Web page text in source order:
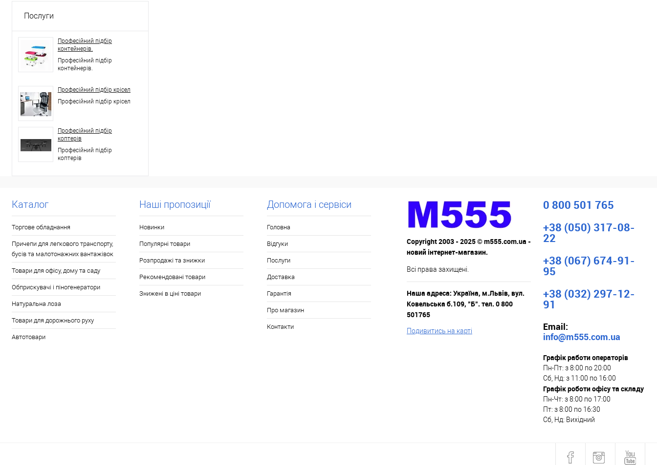
Послуги
Професійний підбір
контейнерів.
Професійний підбір
контейнерів.
Професійний підбір крісел
Професійний підбір крісел
Професійний підбір
коптерів
Професійний підбір
коптерів
Каталог
Торгове обладнання
Причепи для легкового транспорту,
бусів та малотонажних вантажівок
Товари для офісу, дому та саду
Обприскувачі і піногенератори
Натуральна лоза
Товари для дорожнього руху
Автотовари
Наші пропозиції
Новинки
Популярні товари
Розпродажі та знижки
Рекомендовані товари
Знижені в ціні товари
Допомога і сервіси
Головна
Відгуки
Послуги
Доставка
Гарантія
Про магазин
Контакти
Copyright 2003 - 2025 © m555.com.ua -
новий інтернет-магазин.
Всі права захищені.
Наша адреса: Україна, м.Львів, вул.
Ковельська б.109, "Б". тел. 0 800
501765
Подивитись на карті
0 800 501 765
+38 (050) 317-08-
22
+38 (067) 674-91-
95
+38 (032) 297-12-
91
Email:
info@m555.com.ua
Графік работи операторів
Пн-Пт: з 8:00 по 20:00
Сб, Нд: з 11:00 по 16:00
Графік роботи офісу та складу
Пн-Чт: з 8:00 по 17:00
Пт: з 8:00 по 16:30
Сб, Нд: Вихідний